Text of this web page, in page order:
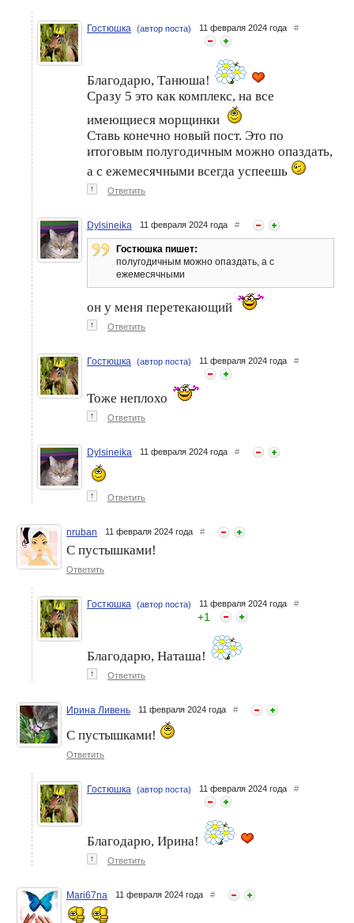
Гостюшка (автор поста) 11 февраля 2024 года #
Благодарю, Танюша!
Сразу 5 это как комплекс, на все
имеющиеся морщинки
Ставь конечно новый пост. Это по
итоговым полугодичным можно опаздать,
а с ежемесячными всегда успеешь
↑ Ответить
Dylsineika 11 февраля 2024 года #
Гостюшка пишет:
полугодичным можно опаздать, а с
ежемесячными
он у меня перетекающий
↑ Ответить
Гостюшка (автор поста) 11 февраля 2024 года #
Тоже неплохо
↑ Ответить
Dylsineika 11 февраля 2024 года #
↑ Ответить
nruban 11 февраля 2024 года #
С пустышками!
Ответить
Гостюшка (автор поста) 11 февраля 2024 года #
+1
Благодарю, Наташа!
↑ Ответить
Ирина Ливень 11 февраля 2024 года #
С пустышками!
Ответить
Гостюшка (автор поста) 11 февраля 2024 года #
Благодарю, Ирина!
↑ Ответить
Mari67na 11 февраля 2024 года #